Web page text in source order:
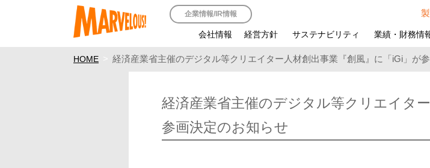
企業情報/IR情報
会社情報 経営方針 サステナビリティ 業績・財務情
HOME 経済産業省主催のデジタル等クリエイター人材創出事業『創風』に「iGi」が
経済産業省主催のデジタル等クリエイタ
参画決定のお知らせ